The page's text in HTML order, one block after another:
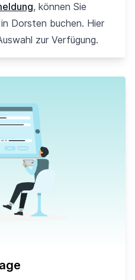
, können Sie
Dorsten buchen. Hier
zur Verfügung.